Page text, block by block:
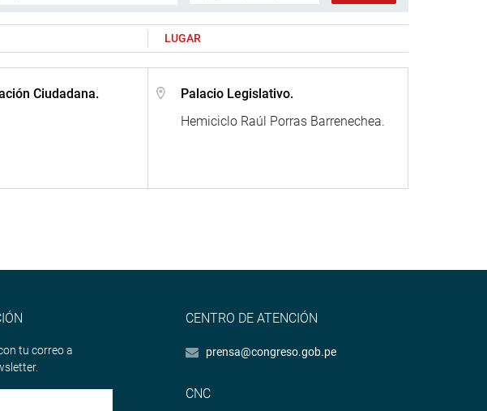
LUGAR
Ciudadana.
Palacio Legislativo.
Hemiciclo Raúl Porras Barrenechea.
tu correo a
CENTRO DE ATENCIÓN
prensa@congreso.gob.pe
CNC